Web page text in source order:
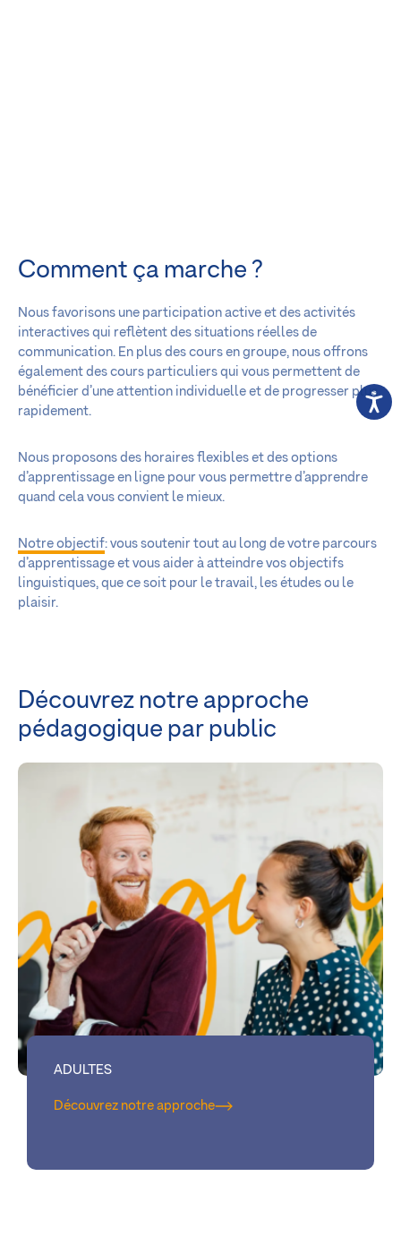
Comment ça marche ?
Nous favorisons une participation active et des activités
interactives qui reflètent des situations réelles de
communication. En plus des cours en groupe, nous offrons
également des cours particuliers qui vous permettent de
bénéficier d’une attention individuelle et de progresser plus
rapidement.
Nous proposons des horaires flexibles et des options
d’apprentissage en ligne pour vous permettre d’apprendre
quand cela vous convient le mieux.
Notre objectif: vous soutenir tout au long de votre parcours
d’apprentissage et vous aider à atteindre vos objectifs
linguistiques, que ce soit pour le travail, les études ou le
plaisir.
Découvrez notre approche
pédagogique par public
ADULTES
Découvrez notre approche